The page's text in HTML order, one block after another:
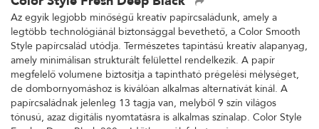
Az egyik legjobb minőségű kreatív papírcsaládunk, amely a
legtöbb technológiánál biztonsággal bevethető, a Color Smooth
Style papírcsalád utódja. Természetes tapintású kreatív alapanyag,
amely minimálisan strukturált felülettel rendelkezik. A papír
megfelelő volumene biztosítja a tapintható prégelési mélységet,
de dombornyomáshoz is kiválóan alkalmas alternatívát kínál. A
papírcsaládnak jelenleg 13 tagja van, melyből 9 szín világos
tónusú, azaz digitális nyomtatásra is alkalmas színalap. Color Style